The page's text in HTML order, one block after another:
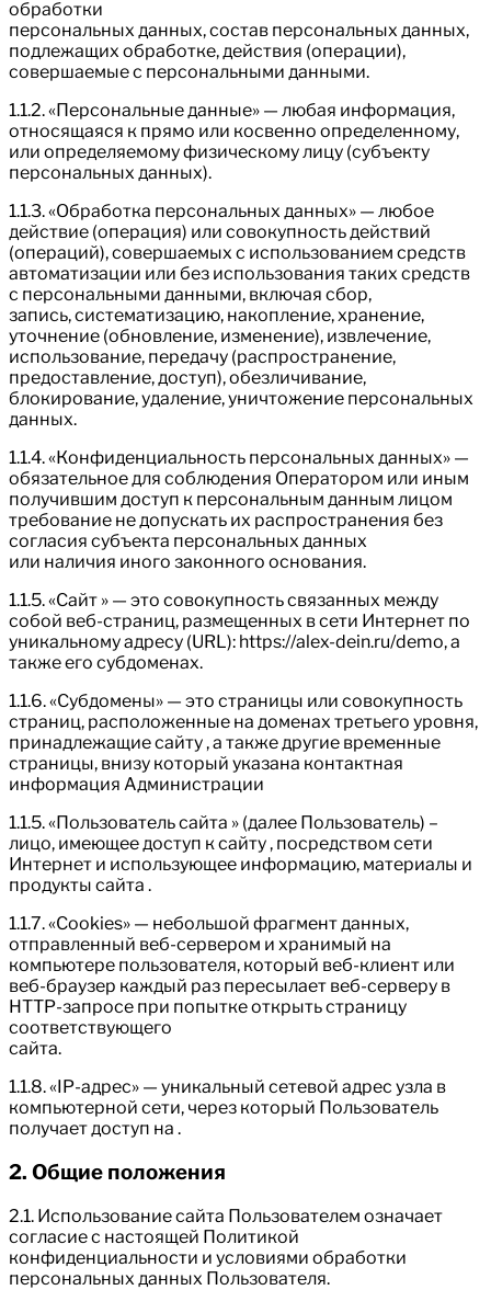
обработки
персональных данных, состав персональных данных,
подлежащих обработке, действия (операции),
совершаемые с персональными данными.
1.1.2. «Персональные данные» — любая информация,
относящаяся к прямо или косвенно определенному,
или определяемому физическому лицу (субъекту
персональных данных).
1.1.3. «Обработка персональных данных» — любое
действие (операция) или совокупность действий
(операций), совершаемых с использованием средств
автоматизации или без использования таких средств
с персональными данными, включая сбор,
запись, систематизацию, накопление, хранение,
уточнение (обновление, изменение), извлечение,
использование, передачу (распространение,
предоставление, доступ), обезличивание,
блокирование, удаление, уничтожение персональных
данных.
1.1.4. «Конфиденциальность персональных данных» —
обязательное для соблюдения Оператором или иным
получившим доступ к персональным данным лицом
требование не допускать их распространения без
согласия субъекта персональных данных
или наличия иного законного основания.
1.1.5. «Сайт » — это совокупность связанных между
собой веб-страниц, размещенных в сети Интернет по
уникальному адресу (URL): https://alex-dein.ru/demo, а
также его субдоменах.
1.1.6. «Субдомены» — это страницы или совокупность
страниц, расположенные на доменах третьего уровня,
принадлежащие сайту , а также другие временные
страницы, внизу который указана контактная
информация Администрации
1.1.5. «Пользователь сайта » (далее Пользователь) –
лицо, имеющее доступ к сайту , посредством сети
Интернет и использующее информацию, материалы и
продукты сайта .
1.1.7. «Cookies» — небольшой фрагмент данных,
отправленный веб-сервером и хранимый на
компьютере пользователя, который веб-клиент или
веб-браузер каждый раз пересылает веб-серверу в
HTTP-запросе при попытке открыть страницу
соответствующего
сайта.
1.1.8. «IP-адрес» — уникальный сетевой адрес узла в
компьютерной сети, через который Пользователь
получает доступ на .
2. Общие положения
2.1. Использование сайта Пользователем означает
согласие с настоящей Политикой
конфиденциальности и условиями обработки
персональных данных Пользователя.